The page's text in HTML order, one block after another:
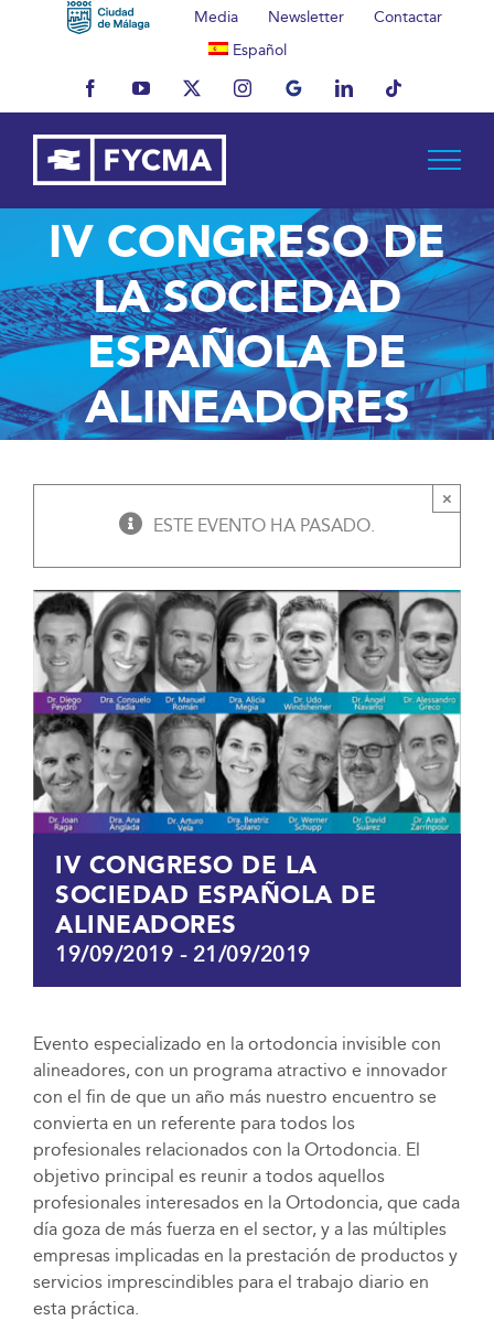
Media Newsletter
Contactar
Español
FacebookYouTubeX InstagramMyBusinessLinkedInTiktok
IV CONGRESO DE
LA SOCIEDAD
ESPAÑOLA DE
ALINEADORES
ESTE EVENTO HA PASADO.
×
IV CONGRESO DE LA
SOCIEDAD ESPAÑOLA DE
ALINEADORES
19/09/2019 - 21/09/2019
Evento especializado en la ortodoncia invisible con
alineadores, con un programa atractivo e innovador
con el fin de que un año más nuestro encuentro se
convierta en un referente para todos los
profesionales relacionados con la Ortodoncia. El
objetivo principal es reunir a todos aquellos
profesionales interesados en la Ortodoncia, que cada
día goza de más fuerza en el sector, y a las múltiples
empresas implicadas en la prestación de productos y
servicios imprescindibles para el trabajo diario en
esta práctica.